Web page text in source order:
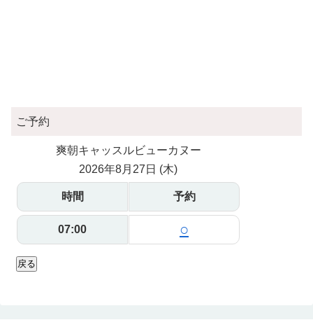
ご予約
爽朝キャッスルビューカヌー
2026年8月27日 (木)
時間 予約
07:00 ○
戻る